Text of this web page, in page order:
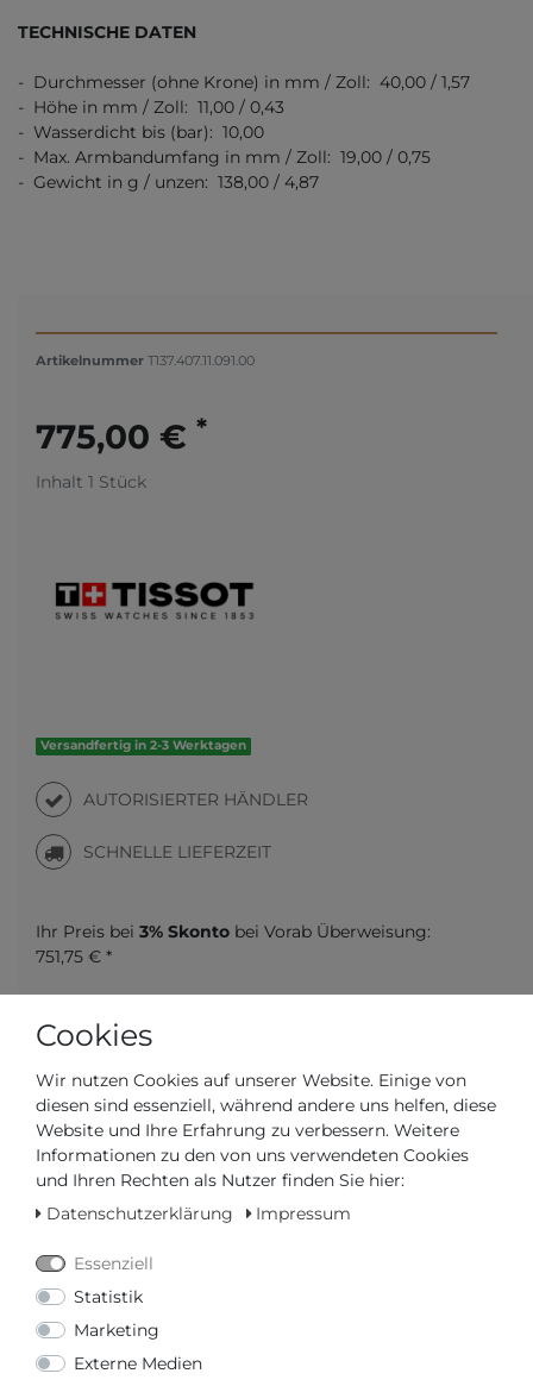
TECHNISCHE DATEN
- Durchmesser (ohne Krone) in mm / Zoll: 40,00 / 1,57
- Höhe in mm / Zoll: 11,00 / 0,43
- Wasserdicht bis (bar): 10,00
- Max. Armbandumfang in mm / Zoll: 19,00 / 0,75
- Gewicht in g / unzen: 138,00 / 4,87
Artikelnummer T137.407.11.091.00
775,00 € *
Inhalt 1 Stück
Versandfertig in 2-3 Werktagen
AUTORISIERTER HÄNDLER
SCHNELLE LIEFERZEIT
Ihr Preis bei 3% Skonto bei Vorab Überweisung:
751,75 € *
Wunschliste Frage zum Artikel Preisanfrage
IN DEN WARENKORB
Cookies
Wir nutzen Cookies auf unserer Website. Einige von
diesen sind essenziell, während andere uns helfen, diese
Website und Ihre Erfahrung zu verbessern. Weitere
Informationen zu den von uns verwendeten Cookies
und Ihren Rechten als Nutzer finden Sie hier:
Datenschutzerklärung
Impressum
Essenziell
Statistik
Marketing
Externe Medien